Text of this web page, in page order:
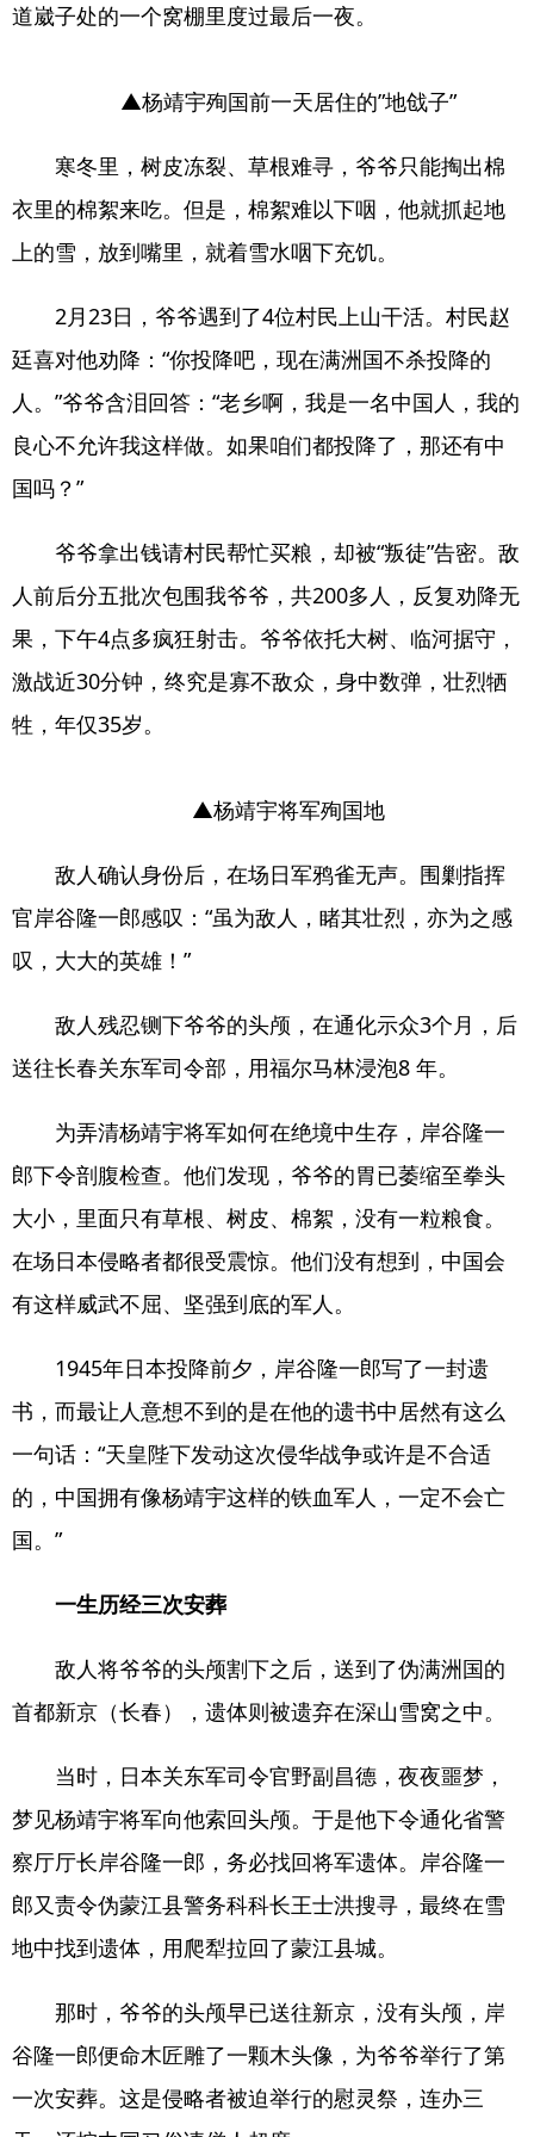
道崴子处的一个窝棚里度过最后一夜。
▲杨靖宇殉国前一天居住的”地戗子”
寒冬里，树皮冻裂、草根难寻，爷爷只能掏出棉
衣里的棉絮来吃。但是，棉絮难以下咽，他就抓起地
上的雪，放到嘴里，就着雪水咽下充饥。
2月23日，爷爷遇到了4位村民上山干活。村民赵
廷喜对他劝降：“你投降吧，现在满洲国不杀投降的
人。”爷爷含泪回答：“老乡啊，我是一名中国人，我的
良心不允许我这样做。如果咱们都投降了，那还有中
国吗？”
爷爷拿出钱请村民帮忙买粮，却被“叛徒”告密。敌
人前后分五批次包围我爷爷，共200多人，反复劝降无
果，下午4点多疯狂射击。爷爷依托大树、临河据守，
激战近30分钟，终究是寡不敌众，身中数弹，壮烈牺
牲，年仅35岁。
▲杨靖宇将军殉国地
敌人确认身份后，在场日军鸦雀无声。围剿指挥
官岸谷隆一郎感叹：“虽为敌人，睹其壮烈，亦为之感
叹，大大的英雄！”
敌人残忍铡下爷爷的头颅，在通化示众3个月，后
送往长春关东军司令部，用福尔马林浸泡8 年。
为弄清杨靖宇将军如何在绝境中生存，岸谷隆一
郎下令剖腹检查。他们发现，爷爷的胃已萎缩至拳头
大小，里面只有草根、树皮、棉絮，没有一粒粮食。
在场日本侵略者都很受震惊。他们没有想到，中国会
有这样威武不屈、坚强到底的军人。
1945年日本投降前夕，岸谷隆一郎写了一封遗
书，而最让人意想不到的是在他的遗书中居然有这么
一句话：“天皇陛下发动这次侵华战争或许是不合适
的，中国拥有像杨靖宇这样的铁血军人，一定不会亡
国。”
一生历经三次安葬
敌人将爷爷的头颅割下之后，送到了伪满洲国的
首都新京（长春），遗体则被遗弃在深山雪窝之中。
当时，日本关东军司令官野副昌德，夜夜噩梦，
梦见杨靖宇将军向他索回头颅。于是他下令通化省警
察厅厅长岸谷隆一郎，务必找回将军遗体。岸谷隆一
郎又责令伪蒙江县警务科科长王士洪搜寻，最终在雪
地中找到遗体，用爬犁拉回了蒙江县城。
那时，爷爷的头颅早已送往新京，没有头颅，岸
谷隆一郎便命木匠雕了一颗木头像，为爷爷举行了第
一次安葬。这是侵略者被迫举行的慰灵祭，连办三